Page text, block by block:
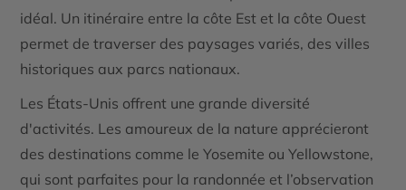
idéal. Un itinéraire entre la côte Est et la côte Ouest
permet de traverser des paysages variés, des villes
historiques aux parcs nationaux.
Les États-Unis offrent une grande diversité
d'activités. Les amoureux de la nature apprécieront
des destinations comme leYosemite ouYellowstone,
qui sont parfaites pour la randonnée et l’observation